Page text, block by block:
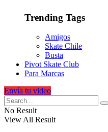
Trending Tags
Amigos
Skate Chile
Busta
Pivot Skate Club
Para Marcas
Envía tu video
No Result
View All Result